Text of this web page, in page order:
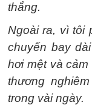
thắng.
Ngoài ra, vì tôi
chuyến bay
hơi mệt và
thương
trong vài ngày.